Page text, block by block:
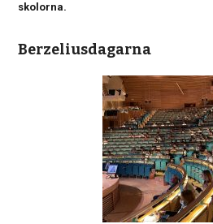
skolorna.
Berzeliusdagarna